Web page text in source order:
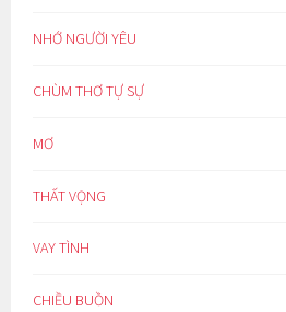
NHỚ NGƯỜI YÊU
CHÙM THƠ TỰ SỰ
MƠ
THẤT VỌNG
VAY TÌNH
CHIỀU BUỒN